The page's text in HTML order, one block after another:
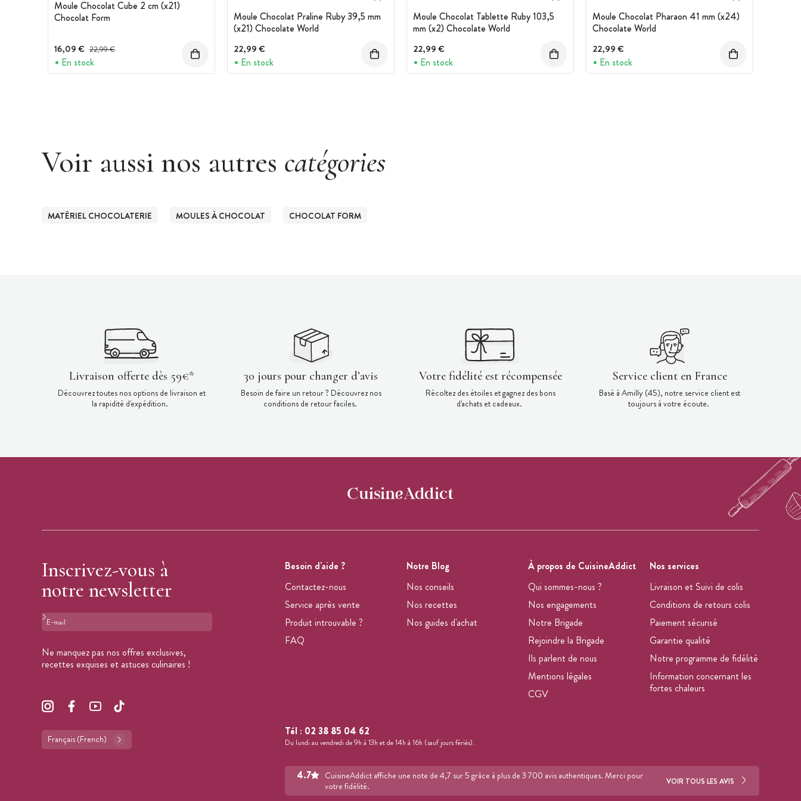
Moule Chocolat Cube 2 cm (x21)
Chocolat Form
16,09 € Prix avant réduction :
22,99 €
En stock
Moule Chocolat Praline Ruby 39,5 mm
(x21) Chocolate World
22,99 €
En stock
Moule Chocolat Tablette Ruby 103,5
mm (x2) Chocolate World
22,99 €
En stock
Moule Chocolat Pharaon 41 mm (x24)
Chocolate World
22,99 €
En stock
Voir aussi nos autres catégories
MATÉRIEL CHOCOLATERIE MOULES À CHOCOLAT CHOCOLAT FORM
Livraison offerte dès 59€*
Découvrez toutes nos options de livraison et
la rapidité d'expédition.
30 jours pour changer d’avis
Besoin de faire un retour ? Découvrez nos
conditions de retour faciles.
Votre fidélité est récompensée
Récoltez des étoiles et gagnez des bons
d'achats et cadeaux.
Service client en France
Basé à Amilly (45), notre service client est
toujours à votre écoute.
Besoin d'aide ?
Contactez-nous
Service après vente
Produit introuvable ?
FAQ
Notre Blog
Nos conseils
Nos recettes
Nos guides d'achat
À propos de CuisineAddict
Qui sommes-nous ?
Nos engagements
Notre Brigade
Rejoindre la Brigade
Ils parlent de nous
Mentions légales
CGV
Nos services
Livraison et Suivi de colis
Conditions de retours colis
Paiement sécurisé
Garantie qualité
Notre programme de fidélité
Information concernant les
fortes chaleurs
Inscrivez-vous à
notre newsletter
Format : adresse@email.com
Ne manquez pas nos offres exclusives,
recettes exquises et astuces culinaires !
Français (French)
Tél : 02 38 85 04 62
Du lundi au vendredi de 9h à 13h et de 14h à 16h (sauf jours fériés).
4.7
CuisineAddict affiche une note de 4,7 sur 5 grâce à plus de 3 700 avis authentiques. Merci pour
votre fidélité.
VOIR TOUS LES AVIS